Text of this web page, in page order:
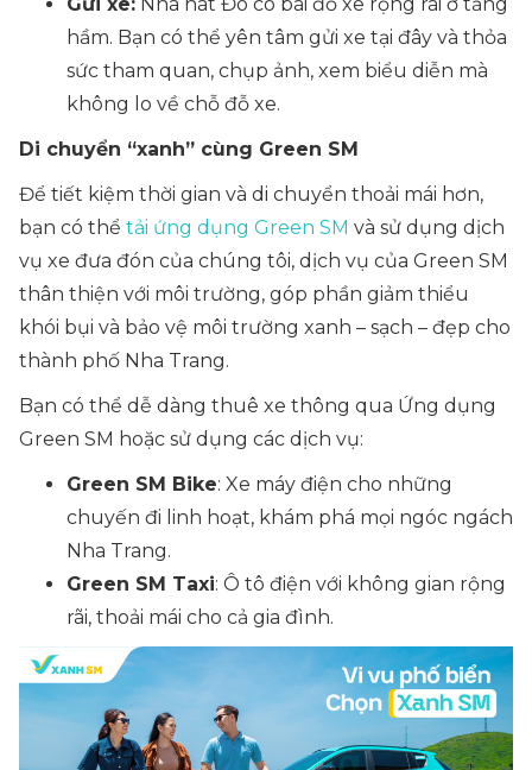
hầm. Bạn có thể yên tâm gửi xe tại đây và thỏa
sức tham quan, chụp ảnh, xem biểu diễn mà
không lo về chỗ đỗ xe.
Di chuyển “xanh” cùng Green SM
Để tiết kiệm thời gian và di chuyển thoải mái hơn,
bạn có thể tải ứng dụng Green SM và sử dụng dịch
vụ xe đưa đón của chúng tôi, dịch vụ của Green SM
thân thiện với môi trường, góp phần giảm thiểu
khói bụi và bảo vệ môi trường xanh – sạch – đẹp cho
thành phố Nha Trang.
Bạn có thể dễ dàng thuê xe thông qua Ứng dụng
Green SM hoặc sử dụng các dịch vụ:
Green SM Bike: Xe máy điện cho những
chuyến đi linh hoạt, khám phá mọi ngóc ngách
Nha Trang.
Green SM Taxi: Ô tô điện với không gian rộng
rãi, thoải mái cho cả gia đình.